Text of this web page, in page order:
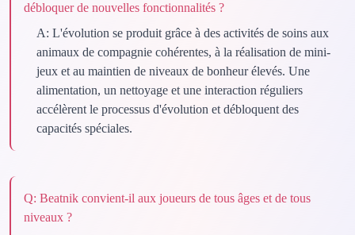
débloquer de nouvelles fonctionnalités ?
A: L'évolution se produit grâce à des activités de soins aux
animaux de compagnie cohérentes, à la réalisation de mini-
jeux et au maintien de niveaux de bonheur élevés. Une
alimentation, un nettoyage et une interaction réguliers
accélèrent le processus d'évolution et débloquent des
capacités spéciales.
Q: Beatnik convient-il aux joueurs de tous âges et de tous
niveaux ?